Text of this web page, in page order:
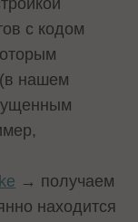
с кодом
нашем
→ получаем
находится